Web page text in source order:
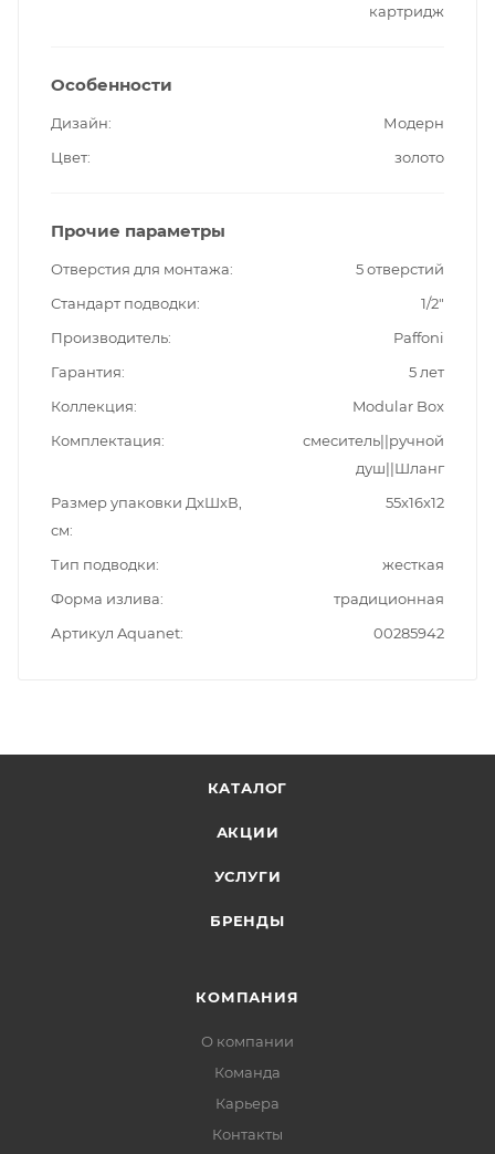
картридж
Особенности
Дизайн
Модерн
Цвет
золото
Прочие параметры
Отверстия для монтажа
5 отверстий
Стандарт подводки
1/2"
Производитель
Paffoni
Гарантия
5 лет
Коллекция
Modular Box
Комплектация
смеситель||ручной
душ||Шланг
Размер упаковки ДxШxВ,
см
55x16x12
Тип подводки
жесткая
Форма излива
традиционная
Артикул Aquanet
00285942
КАТАЛОГ
АКЦИИ
УСЛУГИ
БРЕНДЫ
КОМПАНИЯ
О компании
Команда
Карьера
Контакты